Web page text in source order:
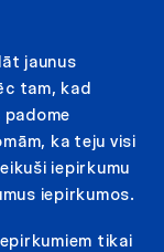
jaunus
tam, kad
padome
ka teju visi
iepirkumu
iepirkumos.
tikai